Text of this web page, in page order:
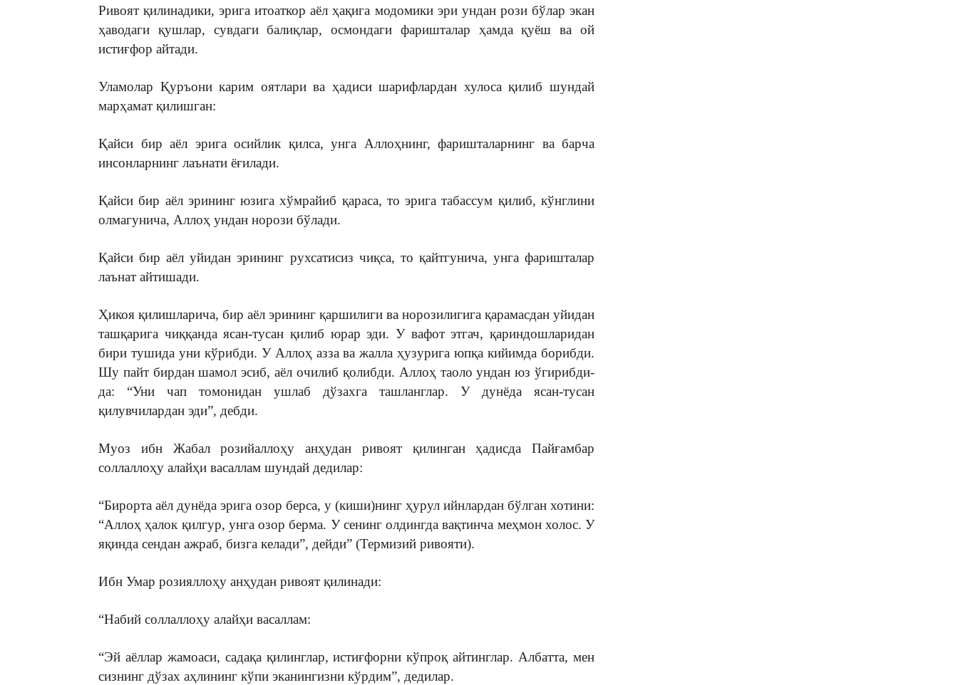
Ривоят қилинадики, эрига итоаткор аёл ҳақига модомики эри ундан рози бўлар экан
ҳаводаги қушлар, сувдаги балиқлар, осмондаги фаришталар ҳамда қуёш ва ой
истиғфор айтади.
Уламолар Қуръони карим оятлари ва ҳадиси шарифлардан хулоса қилиб шундай
марҳамат қилишган:
Қайси бир аёл эрига осийлик қилса, унга Аллоҳнинг, фаришталарнинг ва барча
инсонларнинг лаънати ёғилади.
Қайси бир аёл эрининг юзига хўмрайиб қараса, то эрига табассум қилиб, кўнглини
олмагунича, Аллоҳ ундан норози бўлади.
Қайси бир аёл уйидан эрининг рухсатисиз чиқса, то қайтгунича, унга фаришталар
лаънат айтишади.
Ҳикоя қилишларича, бир аёл эрининг қаршилиги ва норозилигига қарамасдан уйидан
ташқарига чиққанда ясан-тусан қилиб юрар эди. У вафот этгач, қариндошларидан
бири тушида уни кўрибди. У Аллоҳ азза ва жалла ҳузурига юпқа кийимда борибди.
Шу пайт бирдан шамол эсиб, аёл очилиб қолибди. Аллоҳ таоло ундан юз ўгирибди-
да: “Уни чап томонидан ушлаб дўзахга ташланглар. У дунёда ясан-тусан
қилувчилардан эди”, дебди.
Муоз ибн Жабал розийаллоҳу анҳудан ривоят қилинган ҳадисда Пайғамбар
соллаллоҳу алайҳи васаллам шундай дедилар:
“Бирорта аёл дунёда эрига озор берса, у (киши)нинг ҳурул ийнлардан бўлган хотини:
“Аллоҳ ҳалок қилгур, унга озор берма. У сенинг олдингда вақтинча меҳмон холос. У
яқинда сендан ажраб, бизга келади”, дейди” (Термизий ривояти).
Ибн Умар розияллоҳу анҳудан ривоят қилинади:
“Набий соллаллоҳу алайҳи васаллам:
“Эй аёллар жамоаси, садақа қилинглар, истиғфорни кўпроқ айтинглар. Албатта, мен
сизнинг дўзах аҳлининг кўпи эканингизни кўрдим”, дедилар.